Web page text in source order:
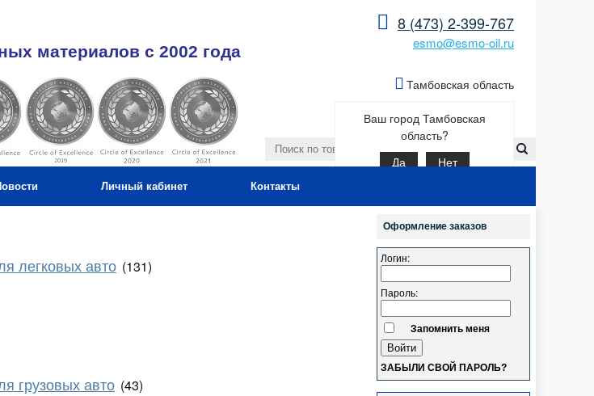
8 (473) 2-399-767
esmo@esmo-oil.ru
материалов c 2002 года
Тамбовская область
Ваш город Тамбовская
область?
Да Нет
Личный кабинет Контакты
легковых авто (131)
грузовых авто (43)
Оформление заказов
Логин:
Пароль:
Запомнить меня
ЗАБЫЛИ СВОЙ ПАРОЛЬ?